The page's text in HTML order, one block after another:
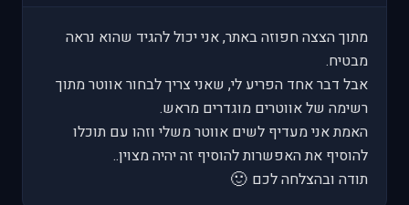
מתוך הצצה חפוזה באתר, אני יכול להגיד שהוא נראה
מבטיח.
אבל דבר אחד הפריע לי, שאני צריך לבחור אווטר מתוך
רשימה של אווטרים מוגדרים מראש.
האמת אני מעדיף לשים אווטר משלי וזהו עם תוכלו
להוסיף את האפשרות להוסיף זה יהיה מצוין..
תודה ובהצלחה לכם 🙂